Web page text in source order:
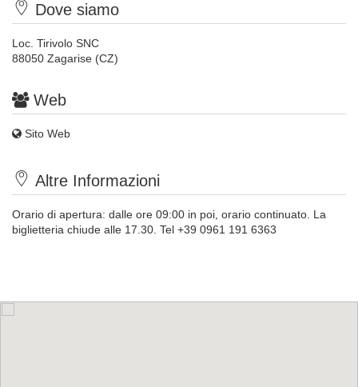
Dove siamo
Loc. Tirivolo SNC
88050 Zagarise (CZ)
Web
Sito Web
Altre Informazioni
Orario di apertura: dalle ore 09:00 in poi, orario continuato. La
biglietteria chiude alle 17.30. Tel +39 0961 191 6363